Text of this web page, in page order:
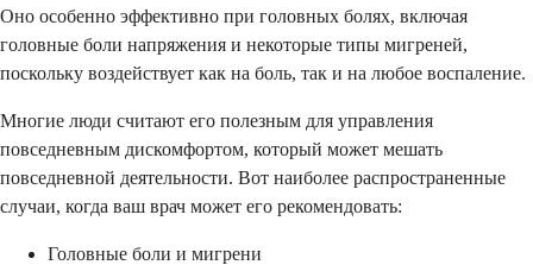
Оно особенно эффективно при головных болях, включая
головные боли напряжения и некоторые типы мигреней,
поскольку воздействует как на боль, так и на любое воспаление.
Многие люди считают его полезным для управления
повседневным дискомфортом, который может мешать
повседневной деятельности. Вот наиболее распространенные
случаи, когда ваш врач может его рекомендовать:
Головные боли и мигрени